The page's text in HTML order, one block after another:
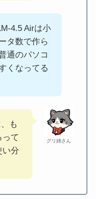
Airは小
タ数で作ら
通のパソコ
くなってる
グリ姉さん
も
って
い分